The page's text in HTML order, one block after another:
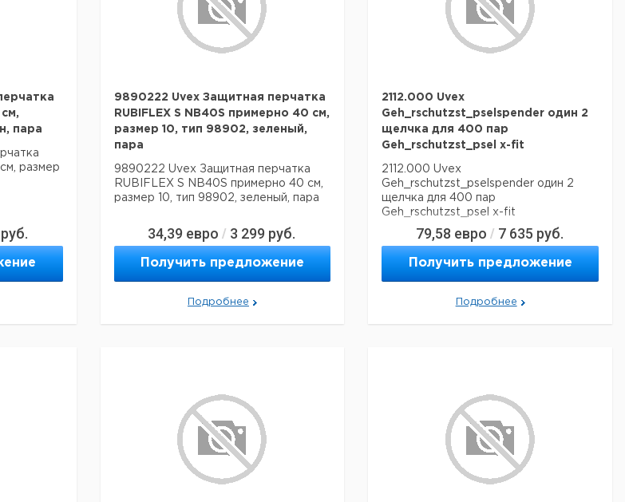
пара
размер
руб.
9890222 Uvex Защитная перчатка
RUBIFLEX S NB40S примерно 40 см,
размер 10, тип 98902, зеленый,
пара
9890222 Uvex Защитная перчатка
RUBIFLEX S NB40S примерно 40 см,
размер 10, тип 98902, зеленый, пара
34,39 евро / 3 299 руб.
Получить предложение
Подробнее
2112.000 Uvex
Geh_rschutzst_pselspender один 2
щелчка для 400 пар
Geh_rschutzst_psel x-fit
2112.000 Uvex
Geh_rschutzst_pselspender один 2
щелчка для 400 пар
Geh_rschutzst_psel x-fit
79,58 евро / 7 635 руб.
Получить предложение
Подробнее